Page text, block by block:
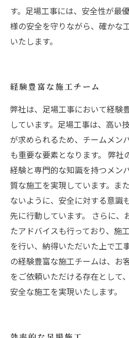
す。足場工事には、安全性が最
様の安全を守りながら、確かな
いたします。
経験豊富な施工チーム
弊社は、足場工事において経験
しています。足場工事は、高い
が求められるため、チームメン
も重要な要素となります。 弊社
経験と専門的な知識を持つメン
質な施工を実現しています。ま
ないように、安全に対する意識
先に行動しています。 さらに、
たアドバイスも行っており、施
を行い、納得いただいた上で工
の経験豊富な施工チームは、お
をご依頼いただける存在として
安全な施工を実現いたします。